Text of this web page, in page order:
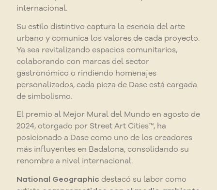
internacional.
Su estilo distintivo captura la esencia del arte
urbano y comunica los valores de cada proyecto.
Ya sea revitalizando espacios comunitarios,
colaborando con marcas del sector
gastronómico o rindiendo homenajes
personalizados, cada pieza de Dase está cargada
de simbolismo.
El premio al Mejor Mural del Mundo en agosto de
2024, otorgado por Street Art Cities™, ha
posicionado a Dase como uno de los creadores
más influyentes en Badalona, consolidando su
renombre a nivel internacional.
National Geographic destacó su labor como